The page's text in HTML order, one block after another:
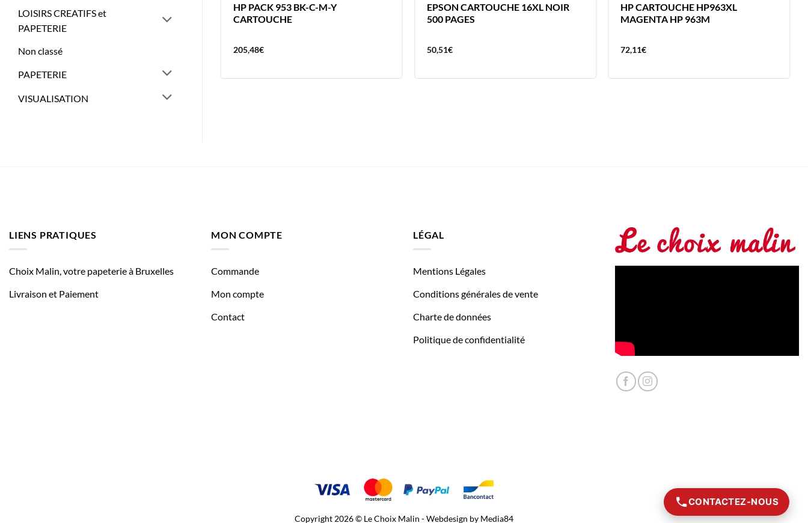
LOISIRS CREATIFS et
PAPETERIE
Non classé
PAPETERIE
VISUALISATION
HP PACK 953 BK-C-M-Y
CARTOUCHE
205,48€
EPSON CARTOUCHE 16XL NOIR
500 PAGES
50,51€
HP CARTOUCHE HP963XL
MAGENTA HP 963M
72,11€
154,38
LIENS PRATIQUES
Choix Malin, votre papeterie à Bruxelles
Livraison et Paiement
MON COMPTE
Commande
Mon compte
Contact
LÉGAL
Mentions Légales
Conditions générales de vente
Charte de données
Politique de confidentialité
Copyright 2026 © Le Choix Malin - Webdesign by Media84
CONTACTEZ-NOUS